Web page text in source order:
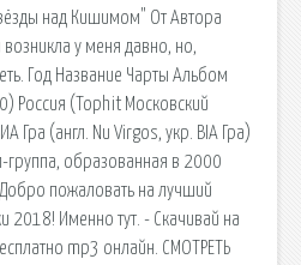
над Кишимом" От Автора
возникла у меня давно, но,
Год Название Чарты Альбом
Россия (Tophit Московский
Гра (англ. Nu Virgos, укр. ВІА Гра)
группа, образованная в 2000
пожаловать на лучший
2018! Именно тут. - Скачивай на
mp3 онлайн. СМОТРЕТЬ